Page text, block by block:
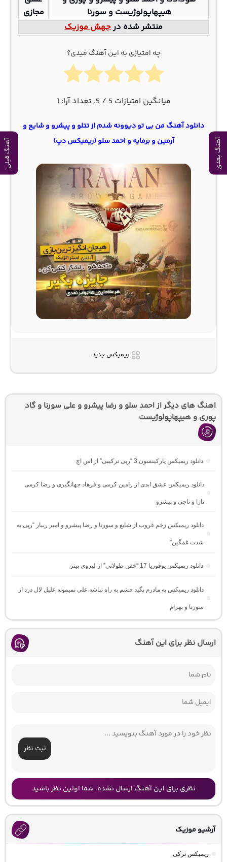
آهنگ بعدی آهنگ قبلی
هیپهاپولوژیست و سورنا
مجازی
منتشر شده درجهش موزیک
چه امتیازی به این آهنگ میدی؟
میانگین امتیازات 5 / 5. تعداد آرا: 1
دانلود آهنگ من بی تو دیوونه شدم از تتلو و پیشرو و شایع و
آرمین و برمایه و احمد سلو (ریمیکس دپ)
ریمیکس جدید
اهنگ های دیگر از احمد سلو و رضا پیشرو و علی سورنا و گاد
پوری و هیپهاپولوژیست
دانلود ریمیکس پارکینسون 3 “رپی ترکیبی” از اس اچ
دانلود ریمیکس عشق ابدی از رامین کرمی و فرهاد جهانگیری و رضا کرمی
تارا و ناجی و پیشرو
دانلود ریمیکس زخم غروب از شایع و سورنا و رضا پیشرو و امیر ریبار “رپی به
شدت غمگین”
دانلود ریمیکس یوفوریا 17 “خفن طولانی” از لیروی بیتز
دانلود ریمیکس به مادرم بگید چشم به راه نباشه علی نمیمونه علیل لال درد از
سورنا و بهرام
ارسال نظر برای این آهنگ
ثبت نظر
نظری برای این آهنگ ارسال نشده، شما اولین نظر باشید
آرشیو موزیک
ریمیکس ترکی